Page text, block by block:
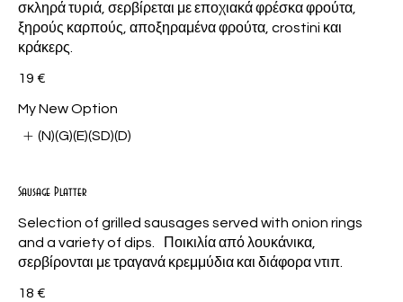
σκληρά τυριά, σερβίρεται με εποχιακά φρέσκα φρούτα,
ξηρούς καρπούς, αποξηραμένα φρούτα, crostini και
κράκερς.
19 €
My New Option
(N)(G)(E)(SD)(D)
Sausage Platter
Selection of grilled sausages served with onion rings
and a variety of dips. Ποικιλία από λουκάνικα,
σερβίρονται με τραγανά κρεμμύδια και διάφορα ντιπ.
18 €